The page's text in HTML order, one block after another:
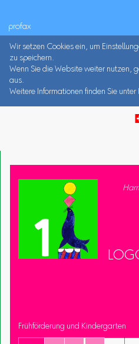
profax
Wir setzen Cookies ein, um
zu speichern.
Wenn Sie die Website weiter nutzen,
aus.
Weitere Informationen finden Sie unter
Frühförderung und Kindergarten